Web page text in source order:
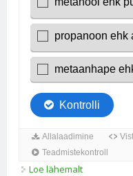
Loe lähemalt